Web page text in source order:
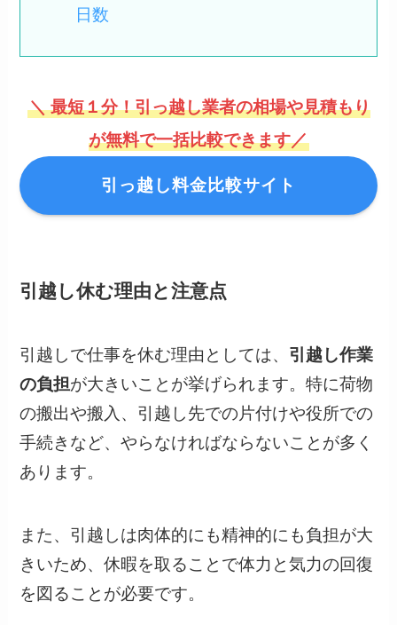
日数
＼ 最短１分！引っ越し業者の相場や見積もり
が無料で一括比較できます／
引っ越し料金比較サイト
引越し休む理由と注意点
引越しで仕事を休む理由としては、 引越し作業
の負担が大きいことが挙げられます。特に荷物
の搬出や搬入、引越し先での片付けや役所での
手続きなど、やらなければならないことが多く
あります。
また、引越しは肉体的にも精神的にも負担が大
きいため、休暇を取ることで体力と気力の回復
を図ることが必要です。